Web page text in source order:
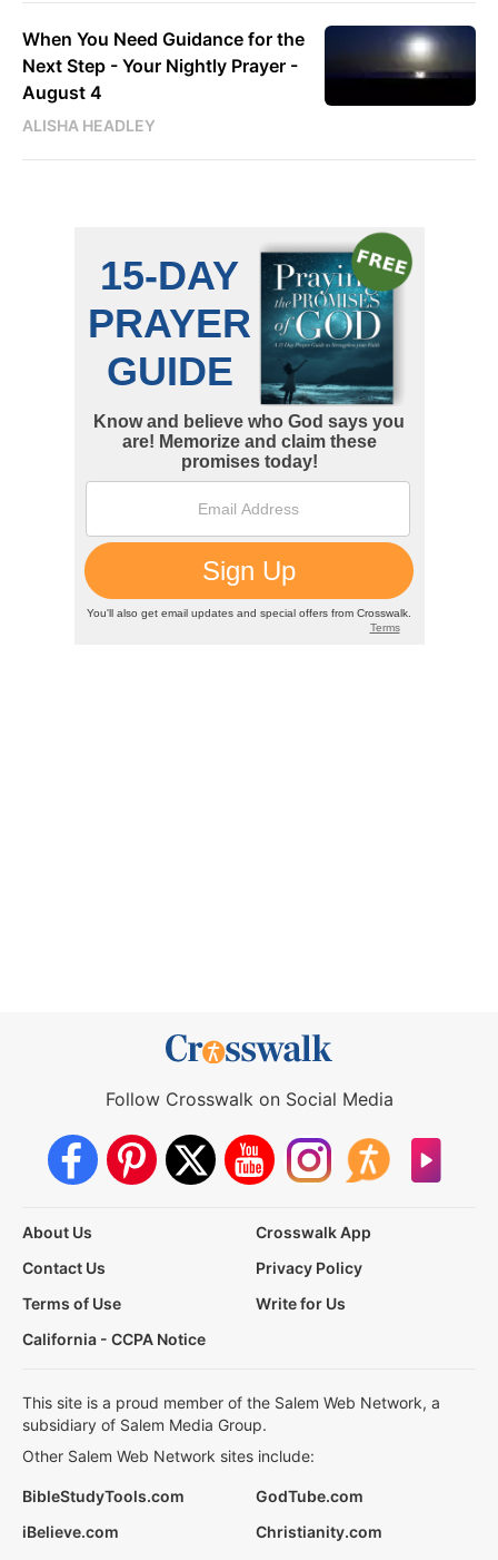
When You Need Guidance for the
Next Step - Your Nightly Prayer -
August 4
ALISHA HEADLEY
Follow Crosswalk on Social Media
About Us
Crosswalk App
Contact Us
Privacy Policy
Terms of Use
Write for Us
California - CCPA Notice
This site is a proud member of the Salem Web Network, a
subsidiary of Salem Media Group.
Other Salem Web Network sites include:
BibleStudyTools.com
GodTube.com
iBelieve.com
Christianity.com